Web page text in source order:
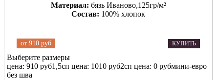
Материал: бязь Иваново,125гр/м²
Состав: 100% хлопок
от 910 руб КУПИТЬ
Выберите размеры
цена: 910 руб1,5сп цена: 1010 руб2сп цена: 0 рубмини-евро
без шва